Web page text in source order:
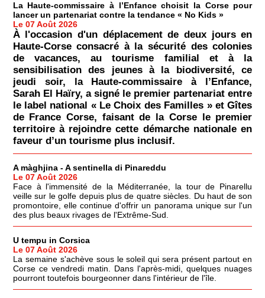
La Haute-commissaire à l’Enfance choisit la Corse pour
lancer un partenariat contre la tendance « No Kids »
Le 07 Août 2026
À l'occasion d'un déplacement de deux jours en
Haute-Corse consacré à la sécurité des colonies
de vacances, au tourisme familial et à la
sensibilisation des jeunes à la biodiversité, ce
jeudi soir, la Haute-commissaire à l’Enfance,
Sarah El Haïry, a signé le premier partenariat entre
le label national « Le Choix des Familles » et Gîtes
de France Corse, faisant de la Corse le premier
territoire à rejoindre cette démarche nationale en
faveur d’un tourisme plus inclusif.
A màghjina - A sentinella di Pinareddu
Le 07 Août 2026
Face à l'immensité de la Méditerranée, la tour de Pinarellu
veille sur le golfe depuis plus de quatre siècles. Du haut de son
promontoire, elle continue d'offrir un panorama unique sur l'un
des plus beaux rivages de l'Extrême-Sud.
U tempu in Corsica
Le 07 Août 2026
La semaine s'achève sous le soleil qui sera présent partout en
Corse ce vendredi matin. Dans l'après-midi, quelques nuages
pourront toutefois bourgeonner dans l'intérieur de l'île.